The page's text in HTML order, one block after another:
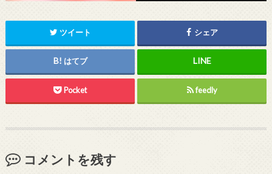
ツイート シェア
はてブ
Pocket feedly
コメントを残す